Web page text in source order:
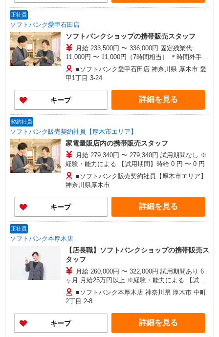
正社員
ソフトバンク愛甲石田店
ソフトバンクショップの携帯販売スタッフ
月給 233,500円 〜 336,000円 固定残業代:
11,000円 〜 11,000円（7時間相当） ＊時間外手当
は時間外労働の有無にかかわらず、固定残業代と
して支給し、相当時間を超える時間外労働分は法
定どおり追加で支給します。 試用期間あり 3ヶ月
※経験・能力による 【試用期間】月給 221000 円
〜 336000 円
■ソフトバンク愛甲石田店 神奈川県 厚木市 愛
甲1丁目 3‐24
キープ 詳細を見る
契約社員
ソフトバンク販売契約社員【厚木市エリア】
家電量販店内の携帯販売スタッフ
月給 279,340円 〜 279,340円 試用期間なし ※
経験・能力による 【試用期間】時給 0 円 〜 0 円
■ソフトバンク販売契約社員【厚木市エリア】
神奈川県厚木市
キープ 詳細を見る
正社員
ソフトバンク本厚木店
【店長職】ソフトバンクショップの携帯販売ス
タッフ
月給 260,000円 〜 322,000円 試用期間あり 6
ヶ月 月給25万円以上 ※経験・能力による 【試用
期間】月給 260000 円 〜 322000 円
■ソフトバンク本厚木店 神奈川県 厚木市 中町
2丁目 2‐8
キープ 詳細を見る